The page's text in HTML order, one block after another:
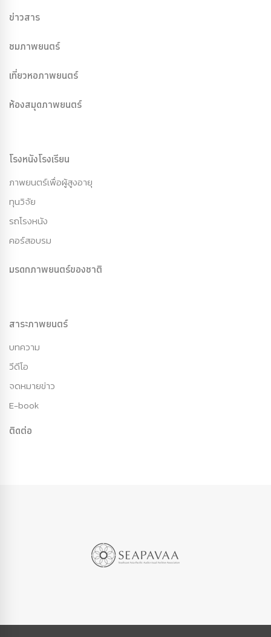
ข่าวสาร
ชมภาพยนตร์
เที่ยวหอภาพยนตร์
ห้องสมุดภาพยนตร์
โรงหนังโรงเรียน
ภาพยนตร์เพื่อผู้สูงอายุ
ทุนวิจัย
รถโรงหนัง
คอร์สอบรม
มรดกภาพยนตร์ของชาติ
สาระภาพยนตร์
บทความ
วีดีโอ
จดหมายข่าว
E-book
ติดต่อ